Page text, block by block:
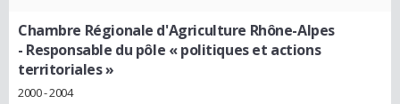
Chambre Régionale d'Agriculture Rhône-Alpes
- Responsable du pôle « politiques et actions
territoriales »
2000 - 2004